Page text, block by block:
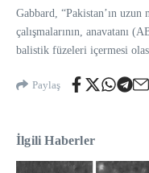
Gabbard, “Pakistan’ın
çalışmalarının, anavatanı
balistik füzeleri içermesi
Paylaş
İlgili Haberler